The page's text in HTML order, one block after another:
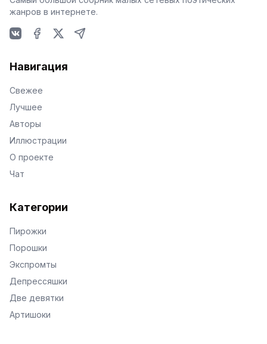
жанров в интернете.
Навигация
Свежее
Лучшее
Авторы
Иллюстрации
О проекте
Чат
Категории
Пирожки
Порошки
Экспромты
Депрессяшки
Две девятки
Артишоки